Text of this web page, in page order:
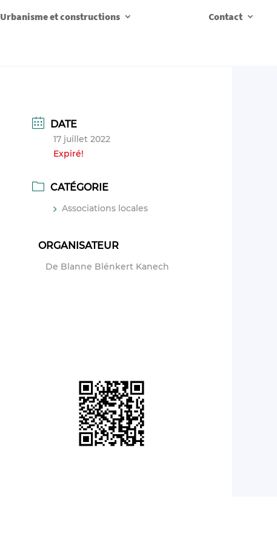
Urbanisme et constructions Contact
DATE
17 juillet 2022
Expiré!
CATÉGORIE
Associations locales
ORGANISATEUR
De Blanne Blénkert Kanech